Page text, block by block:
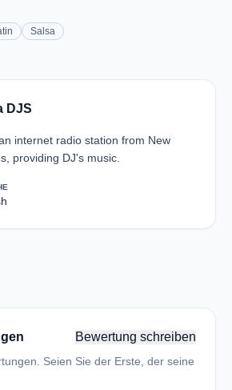
Salsa
DJS
internet radio station from New
providing DJ's music.
Bewertung schreiben
Seien Sie der Erste, der seine